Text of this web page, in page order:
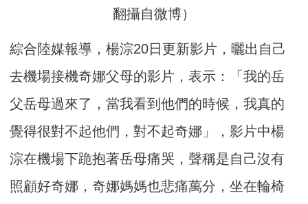
翻攝自微博）
綜合陸媒報導，楊淙20日更新影片，曬出自己
去機場接機奇娜父母的影片，表示：「我的岳
父岳母過來了，當我看到他們的時候，我真的
覺得很對不起他們，對不起奇娜」，影片中楊
淙在機場下跪抱著岳母痛哭，聲稱是自己沒有
照顧好奇娜，奇娜媽媽也悲痛萬分，坐在輪椅